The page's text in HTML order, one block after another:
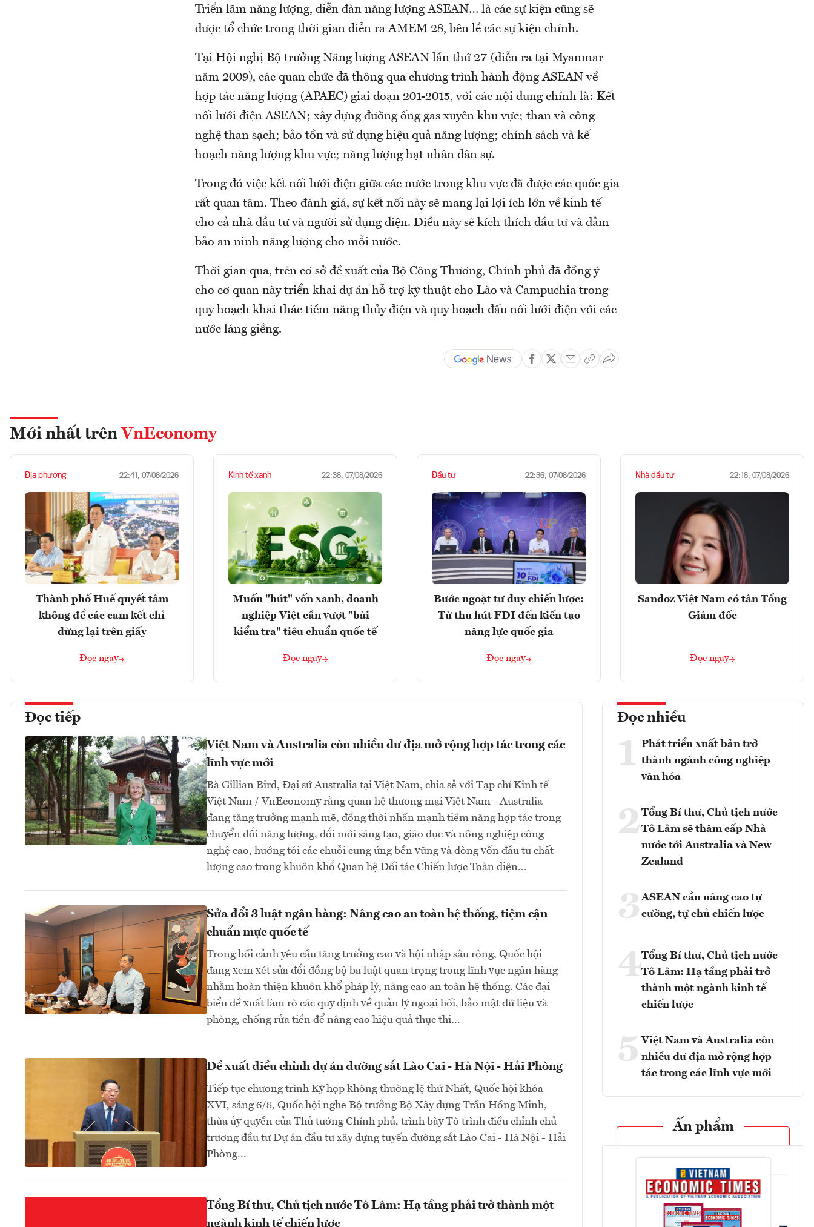
Triển lãm năng lượng, diễn đàn năng lượng ASEAN… là các sự kiện cũng sẽ
được tổ chức trong thời gian diễn ra AMEM 28, bên lề các sự kiện chính.
Tại Hội nghị Bộ trưởng Năng lượng ASEAN lần thứ 27 (diễn ra tại Myanmar
năm 2009), các quan chức đã thông qua chương trình hành động ASEAN về
hợp tác năng lượng (APAEC) giai đoạn 201-2015, với các nội dung chính là: Kết
nối lưới điện ASEAN; xây dựng đường ống gas xuyên khu vực; than và công
nghệ than sạch; bảo tồn và sử dụng hiệu quả năng lượng; chính sách và kế
hoạch năng lượng khu vực; năng lượng hạt nhân dân sự.
Trong đó việc kết nối lưới điện giữa các nước trong khu vực đã được các quốc gia
rất quan tâm. Theo đánh giá, sự kết nối này sẽ mang lại lợi ích lớn về kinh tế
cho cả nhà đầu tư và người sử dụng điện. Điều này sẽ kích thích đầu tư và đảm
bảo an ninh năng lượng cho mỗi nước.
Thời gian qua, trên cơ sở đề xuất của Bộ Công Thương, Chính phủ đã đồng ý
cho cơ quan này triển khai dự án hỗ trợ kỹ thuật cho Lào và Campuchia trong
quy hoạch khai thác tiềm năng thủy điện và quy hoạch đấu nối lưới điện với các
nước láng giềng.
Mới nhất trên VnEconomy
Địa phương 22:41, 07/08/2026
Thành phố Huế quyết tâm
không để các cam kết chỉ
dừng lại trên giấy
Đọc ngay
Kinh tế xanh 22:38, 07/08/2026
Muốn "hút" vốn xanh, doanh
nghiệp Việt cần vượt "bài
kiểm tra" tiêu chuẩn quốc tế
Đọc ngay
Đầu tư 22:36, 07/08/2026
Bước ngoặt tư duy chiến lược:
Từ thu hút FDI đến kiến tạo
năng lực quốc gia
Đọc ngay
Nhà đầu tư 22:18, 07/08/2026
Sandoz Việt Nam có tân Tổng
Giám đốc
Đọc ngay
Đọc tiếp
Việt Nam và Australia còn nhiều dư địa mở rộng hợp tác trong các
lĩnh vực mới
Bà Gillian Bird, Đại sứ Australia tại Việt Nam, chia sẻ với Tạp chí Kinh tế
Việt Nam / VnEconomy rằng quan hệ thương mại Việt Nam - Australia
đang tăng trưởng mạnh mẽ, đồng thời nhấn mạnh tiềm năng hợp tác trong
chuyển đổi năng lượng, đổi mới sáng tạo, giáo dục và nông nghiệp công
nghệ cao, hướng tới các chuỗi cung ứng bền vững và dòng vốn đầu tư chất
lượng cao trong khuôn khổ Quan hệ Đối tác Chiến lược Toàn diện...
Sửa đổi 3 luật ngân hàng: Nâng cao an toàn hệ thống, tiệm cận
chuẩn mực quốc tế
Trong bối cảnh yêu cầu tăng trưởng cao và hội nhập sâu rộng, Quốc hội
đang xem xét sửa đổi đồng bộ ba luật quan trọng trong lĩnh vực ngân hàng
nhằm hoàn thiện khuôn khổ pháp lý, nâng cao an toàn hệ thống. Các đại
biểu đề xuất làm rõ các quy định về quản lý ngoại hối, bảo mật dữ liệu và
phòng, chống rửa tiền để nâng cao hiệu quả thực thi…
Đề xuất điều chỉnh dự án đường sắt Lào Cai - Hà Nội - Hải Phòng
Tiếp tục chương trình Kỳ họp không thường lệ thứ Nhất, Quốc hội khóa
XVI, sáng 6/8, Quốc hội nghe Bộ trưởng Bộ Xây dựng Trần Hồng Minh,
thừa ủy quyền của Thủ tướng Chính phủ, trình bày Tờ trình điều chỉnh chủ
trương đầu tư Dự án đầu tư xây dựng tuyến đường sắt Lào Cai - Hà Nội - Hải
Phòng...
Tổng Bí thư, Chủ tịch nước Tô Lâm: Hạ tầng phải trở thành một
ngành kinh tế chiến lược
Đọc nhiều
1 Phát triển xuất bản trở
thành ngành công nghiệp
văn hóa
2Tổng Bí thư, Chủ tịch nước
Tô Lâm sẽ thăm cấp Nhà
nước tới Australia và New
Zealand
3 ASEAN cần nâng cao tự
cường, tự chủ chiến lược
4Tổng Bí thư, Chủ tịch nước
Tô Lâm: Hạ tầng phải trở
thành một ngành kinh tế
chiến lược
5 Việt Nam và Australia còn
nhiều dư địa mở rộng hợp
tác trong các lĩnh vực mới
Ấn phẩm